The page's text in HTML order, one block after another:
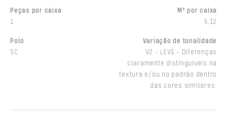
Peças por caixa
1
M² por caixa
5,12
Polo
SC
Variação de tonalidade
V2 - LEVE - Diferenças
claramente distinguíveis na
textura e/ou no padrão dentro
das cores similares.